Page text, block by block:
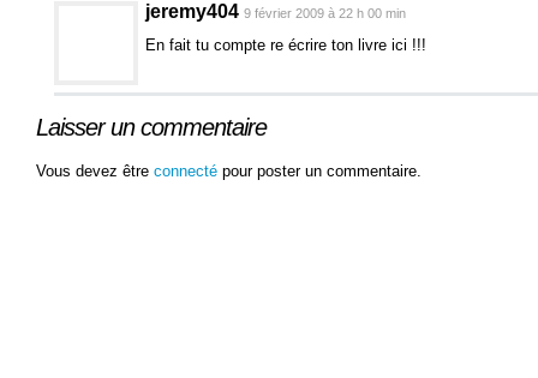
jeremy404 9 février 2009 à 22 h 00 min
En fait tu compte re écrire ton livre ici !!!
Laisser un commentaire
Vous devez être connecté pour poster un commentaire.